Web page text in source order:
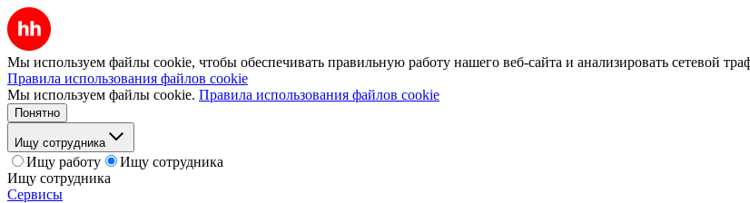
Мы используем файлы cookie, чтобы обеспечивать правильную работу нашего веб-сайта и анализировать сетевой
Правила использования файлов cookie
Мы используем файлы cookie. Правила использования файлов cookie
Понятно
Ищу сотрудника
Ищу работу
Ищу сотрудника
Ищу сотрудника
Сервисы